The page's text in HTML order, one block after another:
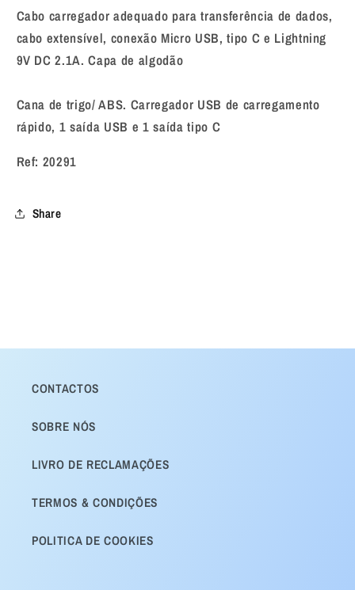
Cabo carregador adequado para transferência de dados,
cabo extensível, conexão Micro USB, tipo C e Lightning
9V DC 2.1A. Capa de algodão
Cana de trigo/ ABS. Carregador USB de carregamento
rápido, 1 saída USB e 1 saída tipo C
Ref: 20291
Share
CONTACTOS
SOBRE NÓS
LIVRO DE RECLAMAÇÕES
TERMOS & CONDIÇÕES
POLITICA DE COOKIES